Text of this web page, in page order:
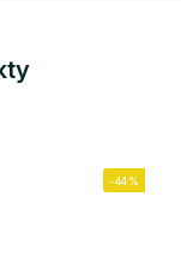
-44%